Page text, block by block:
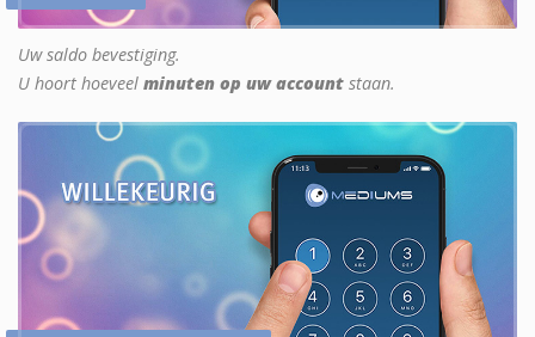
Uw saldo bevestiging.
U hoort hoeveel minuten op uw account staan.